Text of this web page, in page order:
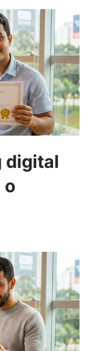
digital
o